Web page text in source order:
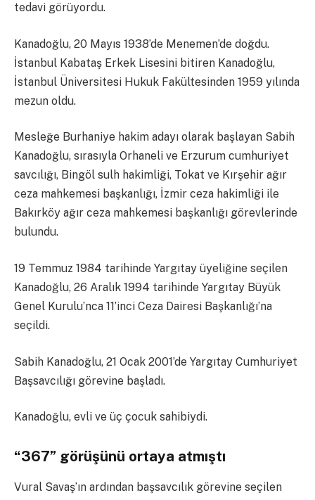
tedavi görüyordu.
Kanadoğlu, 20 Mayıs 1938’de Menemen’de doğdu.
İstanbul Kabataş Erkek Lisesini bitiren Kanadoğlu,
İstanbul Üniversitesi Hukuk Fakültesinden 1959 yılında
mezun oldu.
Mesleğe Burhaniye hakim adayı olarak başlayan Sabih
Kanadoğlu, sırasıyla Orhaneli ve Erzurum cumhuriyet
savcılığı, Bingöl sulh hakimliği, Tokat ve Kırşehir ağır
ceza mahkemesi başkanlığı, İzmir ceza hakimliği ile
Bakırköy ağır ceza mahkemesi başkanlığı görevlerinde
bulundu.
19 Temmuz 1984 tarihinde Yargıtay üyeliğine seçilen
Kanadoğlu, 26 Aralık 1994 tarihinde Yargıtay Büyük
Genel Kurulu’nca 11’inci Ceza Dairesi Başkanlığı’na
seçildi.
Sabih Kanadoğlu, 21 Ocak 2001’de Yargıtay Cumhuriyet
Başsavcılığı görevine başladı.
Kanadoğlu, evli ve üç çocuk sahibiydi.
“367” görüşünü ortaya atmıştı
Vural Savaş’ın ardından başsavcılık görevine seçilen